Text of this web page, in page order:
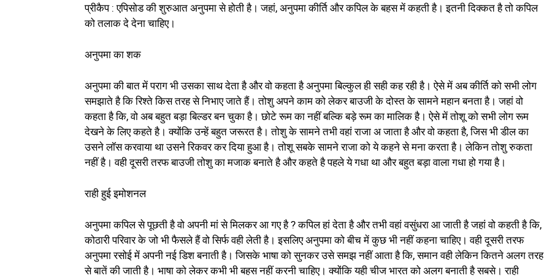
प्रीकैप : एपिसोड की शुरुआत अनुपमा से होती है। जहां, अनुपमा कीर्ति और कपिल के बहस में कहती है। इतनी दिक्कत है तो कपिल
को तलाक दे देना चाहिए।
अनुपमा का शक
अनुपमा की बात में पराग भी उसका साथ देता है और वो कहता है अनुपमा बिल्कुल ही सही कह रही है। ऐसे में अब कीर्ति को सभी लोग
समझाते है कि रिश्ते किस तरह से निभाए जाते हैं। तोशु अपने काम को लेकर बाउजी के दोस्त के सामने महान बनता है। जहां वो
कहता है कि, वो अब बहुत बड़ा बिल्डर बन चुका है। छोटे रूम का नहीं बल्कि बड़े रूम का मालिक है। ऐसे में तोशू को सभी लोग रूम
देखने के लिए कहते है। क्योंकि उन्हें बहुत जरूरत है। तोशु के सामने तभी वहां राजा अ जाता है और वो कहता है, जिस भी डील का
उसने लॉस करवाया था उसने रिकवर कर दिया हुआ है। तोशू सबके सामने राजा को ये कहने से मना करता है। लेकिन तोशु रुकता
नहीं है। वही दूसरी तरफ बाउजी तोशु का मजाक बनाते है और कहते है पहले ये गधा था और बहुत बड़ा वाला गधा हो गया है।
राही हुई इमोशनल
अनुपमा कपिल से पूछती है वो अपनी मां से मिलकर आ गए है ? कपिल हां देता है और तभी वहां वसुंधरा आ जाती है जहां वो कहती है कि,
कोठारी परिवार के जो भी फैसले हैं वो सिर्फ वही लेती है। इसलिए अनुपमा को बीच में कुछ भी नहीं कहना चाहिए। वही दूसरी तरफ
अनुपमा रसोई में अपनी नई डिश बनाती है। जिसके भाषा को सुनकर उसे समझ नहीं आता है कि, समान वही लेकिन कितने अलग तरह
से बातें की जाती है। भाषा को लेकर कभी भी बहस नहीं करनी चाहिए। क्योंकि यही चीज भारत को अलग बनाती है सबसे। राही